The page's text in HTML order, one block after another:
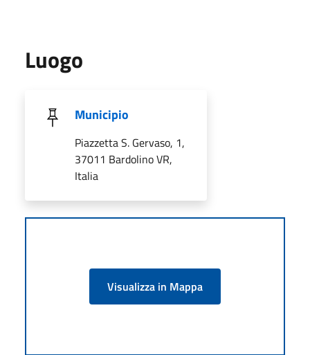
Luogo
Municipio
Piazzetta S. Gervaso, 1,
37011 Bardolino VR,
Italia
Visualizza in Mappa